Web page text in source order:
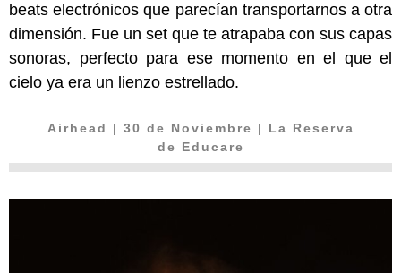
beats electrónicos que parecían transportarnos a otra
dimensión. Fue un set que te atrapaba con sus capas
sonoras, perfecto para ese momento en el que el
cielo ya era un lienzo estrellado.
Airhead
| 30 de Noviembre | La Reserva
de Educare